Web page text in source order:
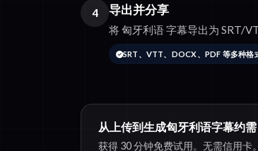
4 导出并分享
将 匈牙利语 字幕导出为 SRT/
SRT、VTT、DOCX、PDF 等多种格
从上传到生成匈牙利语字幕约
获得 30 分钟免费试用。无需信用卡。